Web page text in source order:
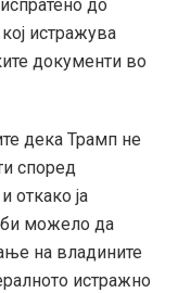
до
истражува
документи во
дека Трамп не
според
откако ја
би можело да
на владините
истражно